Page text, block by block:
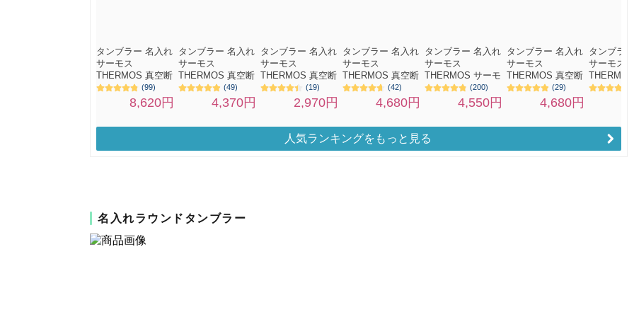
人気ランキングをもっと見る
名入れラウンドタンブラー